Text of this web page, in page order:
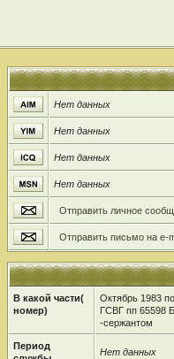
Нет данных
Нет данных
Нет данных
Нет данных
Отправить личное
Отправить письмо на e-
В какой части(
номер)
Октябрь 1983
ГСВГ пп 65598
-сержантом
Период
Нет данных